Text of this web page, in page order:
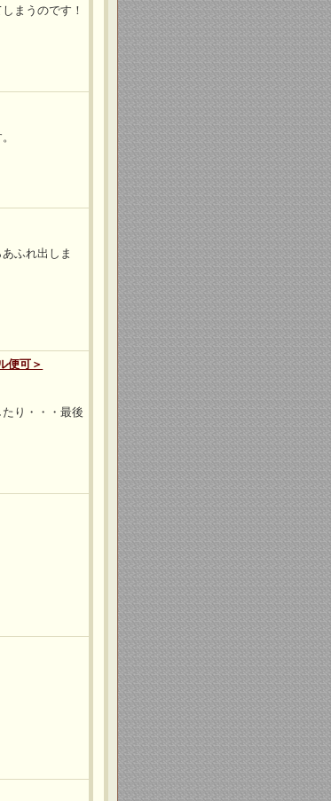
まうのです！
ふれ出しま
便可＞
り・・・最後